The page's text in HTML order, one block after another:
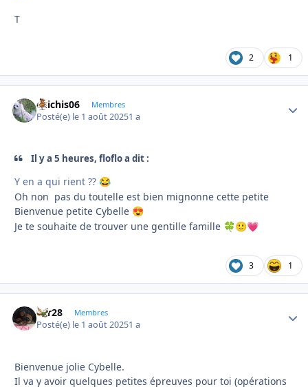
T
2 1
chichis06 Membres
Posté(e) le 1 août 20251 a
Il y a 5 heures, floflo a dit :
Y en a qui rient ?? 😂
Oh non pas du toutelle est bien mignonne cette petite
Bienvenue petite Cybelle 😍
Je te souhaite de trouver une gentille famille 🍀🙂💗
3 1
frfr28 Membres
Posté(e) le 1 août 20251 a
Bienvenue jolie Cybelle.
Il va y avoir quelques petites épreuves pour toi (opérations